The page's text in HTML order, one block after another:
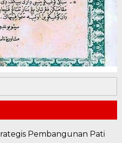
Pembangunan Pati